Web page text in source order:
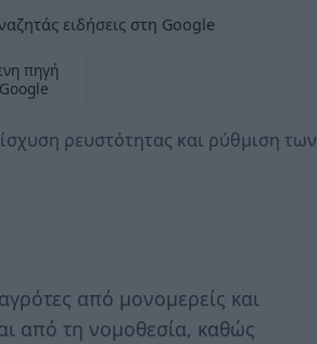
ειδήσεις στη Google
πηγή
ρευστότητας και ρύθμιση των
από μονομερείς και
από τη νομοθεσία, καθώς